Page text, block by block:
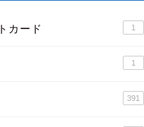
カード 1
1
391